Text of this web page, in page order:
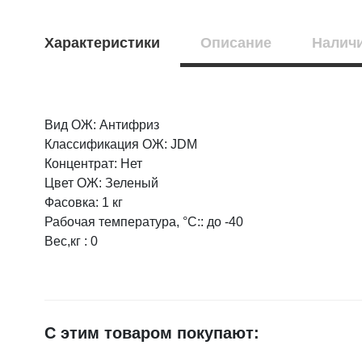
Характеристики Описание
Вид ОЖ: Антифриз
Классификация ОЖ: JDM
Концентрат: Нет
Цвет ОЖ: Зеленый
Фасовка: 1 кг
Рабочая температура, °C:: до -40
Вес,кг : 0
Оцените товар:
Ваше имя
E-mail
С этим товаром покупают: